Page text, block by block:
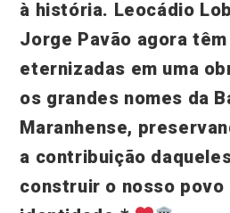
à história. Leocádio
Jorge Pavão agora
eternizadas em uma
os grandes nomes da
Maranhense,
a contribuição
construir o nosso povo